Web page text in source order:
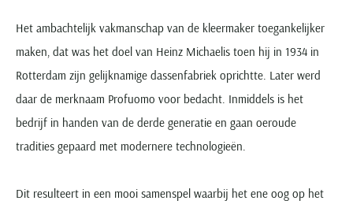
Het ambachtelijk vakmanschap van de kleermaker toegankelijker
maken, dat was het doel van Heinz Michaelis toen hij in 1934 in
Rotterdam zijn gelijknamige dassenfabriek oprichtte. Later werd
daar de merknaam Profuomo voor bedacht. Inmiddels is het
bedrijf in handen van de derde generatie en gaan oeroude
tradities gepaard met modernere technologieën.
Dit resulteert in een mooi samenspel waarbij het ene oog op het